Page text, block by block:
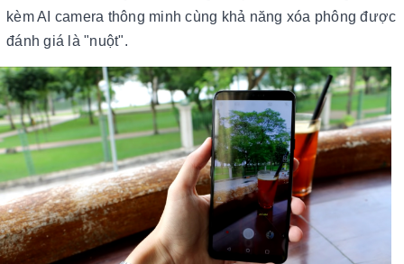
kèm AI camera thông minh cùng khả năng xóa phông được
đánh giá là "nuột".